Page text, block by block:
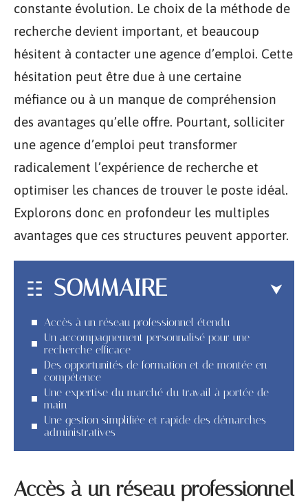
constante évolution. Le choix de la méthode de
recherche devient important, et beaucoup
hésitent à contacter une agence d’emploi. Cette
hésitation peut être due à une certaine
méfiance ou à un manque de compréhension
des avantages qu’elle offre. Pourtant, solliciter
une agence d’emploi peut transformer
radicalement l’expérience de recherche et
optimiser les chances de trouver le poste idéal.
Explorons donc en profondeur les multiples
avantages que ces structures peuvent apporter.
SOMMAIRE
Accès à un réseau professionnel étendu
Un accompagnement personnalisé pour une
recherche efficace
Des opportunités de formation et de montée en
compétence
Une expertise du marché du travail à portée de
main
Une gestion simplifiée et rapide des démarches
administratives
Accès à un réseau professionnel